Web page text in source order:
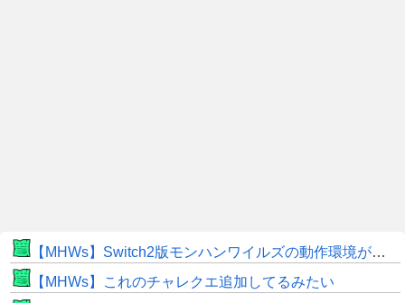
【MHWs】Switch2版モンハンワイルズの動作環境が判明！
【MHWs】これのチャレクエ追加してるみたい